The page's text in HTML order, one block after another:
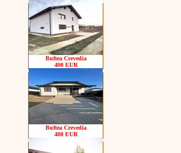
Buftea Crevedia
400 EUR
Buftea Crevedia
480 EUR